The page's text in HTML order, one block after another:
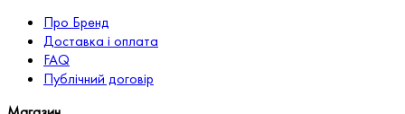
Про Бренд
Доставка і оплата
FAQ
Публічний договір